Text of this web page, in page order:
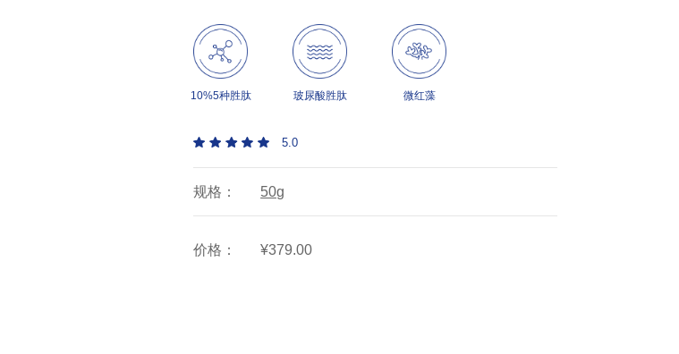
10%5种胜肽 玻尿酸胜肽 微红藻
5.0
规格： 50g
价格： ¥379.00